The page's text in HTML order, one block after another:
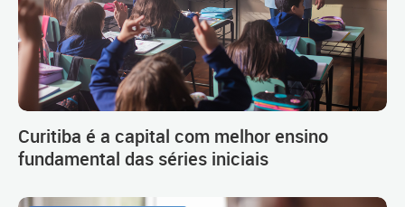
Curitiba é a capital com melhor ensino
fundamental das séries iniciais